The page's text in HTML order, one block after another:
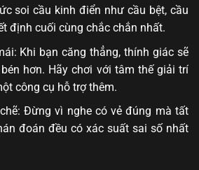
soi cầu kinh điển như cầu bệt, cầu
định cuối cùng chắc chắn nhất.
Khi bạn căng thẳng, thính giác sẽ
hơn. Hãy chơi với tâm thế giải trí
công cụ hỗ trợ thêm.
Đừng vì nghe có vẻ đúng mà tất
đoán đều có xác suất sai số nhất